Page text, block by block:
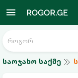
საოჯახო საქმე